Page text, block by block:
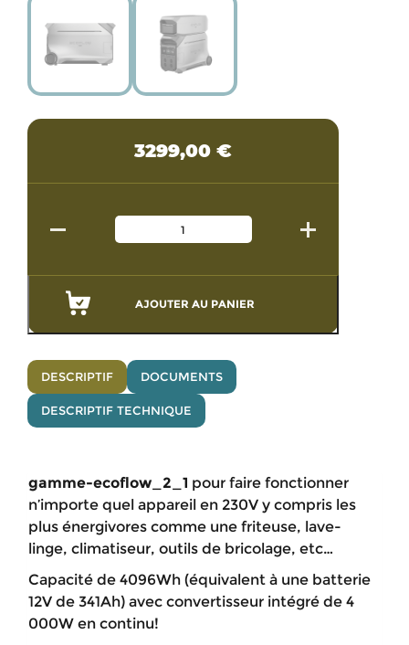
AJOUTER AU PANIER
3299,00€
DESCRIPTIF DOCUMENTS
DESCRIPTIF TECHNIQUE
gamme-ecoflow_2_1 pour faire fonctionner
n’importe quel appareil en 230V y compris les
plus énergivores comme une friteuse, lave-
linge, climatiseur, outils de bricolage, etc…
Capacité de 4096Wh (équivalent à une batterie
12V de 341Ah) avec convertisseur intégré de 4
000W en continu!